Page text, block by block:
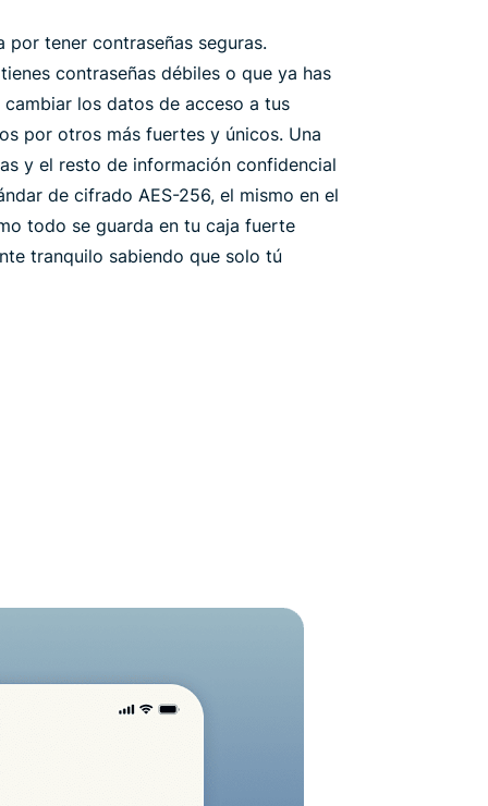
por tener contraseñas seguras.
contraseñas débiles o que ya has
los datos de acceso a tus
por otros más fuertes y únicos. Una
y el resto de información confidencial
de cifrado AES-256, el mismo en el
todo se guarda en tu caja fuerte
tranquilo sabiendo que solo tú